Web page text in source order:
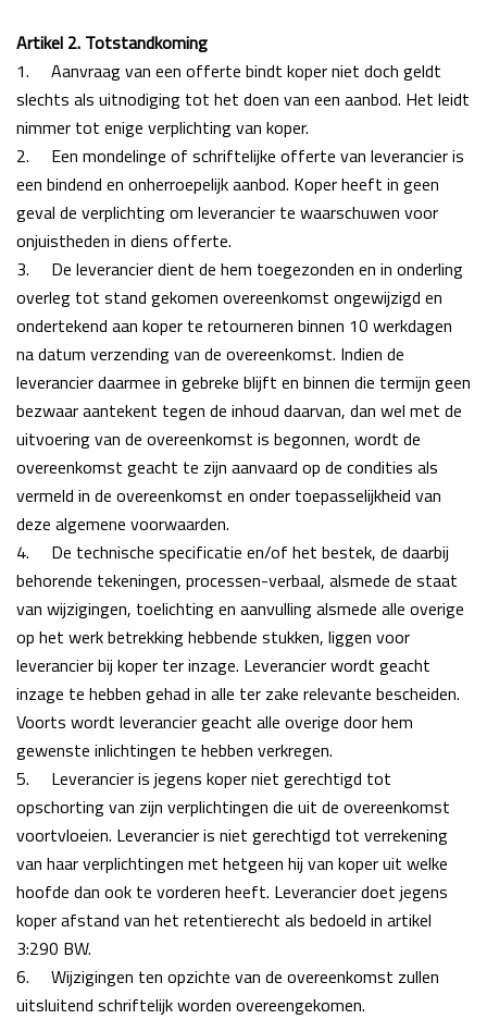
Artikel 2. Totstandkoming
1.
Aanvraag van een offerte bindt koper niet doch geldt
slechts als uitnodiging tot het doen van een aanbod. Het leidt
nimmer tot enige verplichting van koper.
2.
Een mondelinge of schriftelijke offerte van leverancier is
een bindend en onherroepelijk aanbod. Koper heeft in geen
geval de verplichting om leverancier te waarschuwen voor
onjuistheden in diens offerte.
3.
De leverancier dient de hem toegezonden en in onderling
overleg tot stand gekomen overeenkomst ongewijzigd en
ondertekend aan koper te retourneren binnen 10 werkdagen
na datum verzending van de overeenkomst. Indien de
leverancier daarmee in gebreke blijft en binnen die termijn geen
bezwaar aantekent tegen de inhoud daarvan, dan wel met de
uitvoering van de overeenkomst is begonnen, wordt de
overeenkomst geacht te zijn aanvaard op de condities als
vermeld in de overeenkomst en onder toepasselijkheid van
deze algemene voorwaarden.
4.
De technische specificatie en/of het bestek, de daarbij
behorende tekeningen, processen-verbaal, alsmede de staat
van wijzigingen, toelichting en aanvulling alsmede alle overige
op het werk betrekking hebbende stukken, liggen voor
leverancier bij koper ter inzage. Leverancier wordt geacht
inzage te hebben gehad in alle ter zake relevante bescheiden.
Voorts wordt leverancier geacht alle overige door hem
gewenste inlichtingen te hebben verkregen.
5.
Leverancier is jegens koper niet gerechtigd tot
opschorting van zijn verplichtingen die uit de overeenkomst
voortvloeien. Leverancier is niet gerechtigd tot verrekening
van haar verplichtingen met hetgeen hij van koper uit welke
hoofde dan ook te vorderen heeft. Leverancier doet jegens
koper afstand van het retentierecht als bedoeld in artikel
3:290 BW.
6.
Wijzigingen ten opzichte van de overeenkomst zullen
uitsluitend schriftelijk worden overeengekomen.